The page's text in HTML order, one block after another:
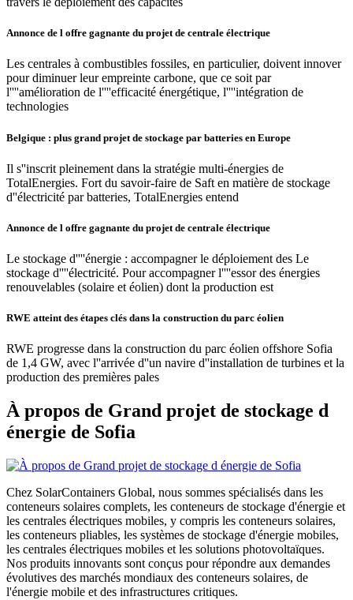
Annonce de l offre gagnante du projet de centrale électrique
Les centrales à combustibles fossiles, en particulier, doivent innover
pour diminuer leur empreinte carbone, que ce soit par
l''''amélioration de l''''efficacité énergétique, l''''intégration de
technologies
Belgique : plus grand projet de stockage par batteries en Europe
Il s''inscrit pleinement dans la stratégie multi-énergies de
TotalEnergies. Fort du savoir-faire de Saft en matière de stockage
d''électricité par batteries, TotalEnergies entend
Annonce de l offre gagnante du projet de centrale électrique
Le stockage d''''énergie : accompagner le déploiement des Le
stockage d''''électricité. Pour accompagner l''''essor des énergies
renouvelables (solaire et éolien) dont la production est
RWE atteint des étapes clés dans la construction du parc éolien
RWE progresse dans la construction du parc éolien offshore Sofia
de 1,4 GW, avec l''arrivée d''un navire d''installation de turbines et la
production des premières pales
À propos de Grand projet de stockage d
énergie de Sofia
Chez SolarContainers Global, nous sommes spécialisés dans les
conteneurs solaires complets, les conteneurs de stockage d'énergie et
les centrales électriques mobiles, y compris les conteneurs solaires,
les conteneurs pliables, les systèmes de stockage d'énergie mobiles,
les centrales électriques mobiles et les solutions photovoltaïques.
Nos produits innovants sont conçus pour répondre aux demandes
évolutives des marchés mondiaux des conteneurs solaires, de
l'énergie mobile et des infrastructures critiques.